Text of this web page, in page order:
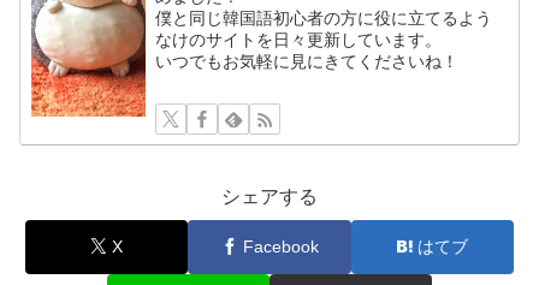
僕と同じ韓国語初心者の方に役に立てるよう
なけのサイトを日々更新しています。
いつでもお気軽に見にきてくださいね！
シェアする
X Facebook はてブ